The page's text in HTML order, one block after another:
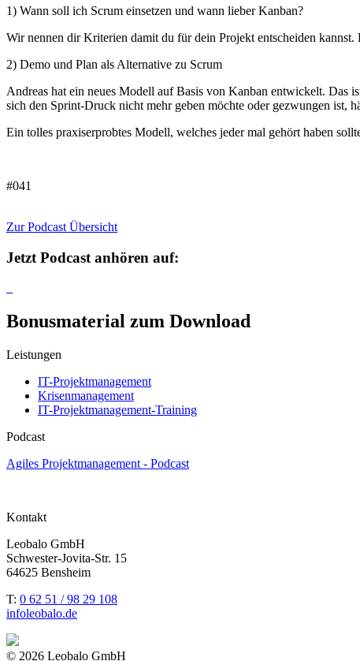
1) Wann soll ich Scrum einsetzen und wann lieber Kanban?
Wir nennen dir Kriterien damit du für dein Projekt entscheiden kannst.
2) Demo und Plan als Alternative zu Scrum
Andreas hat ein neues Modell auf Basis von Kanban entwickelt. Das
sich den Sprint-Druck nicht mehr geben möchte oder gezwungen ist,
Ein tolles praxiserprobtes Modell, welches jeder mal gehört haben
#041
Zur Podcast Übersicht
Jetzt Podcast anhören auf:
Bonusmaterial zum Download
Leistungen
IT-Projektmanagement
Krisenmanagement
IT-Projektmanagement-Training
Podcast
Agiles Projektmanagement - Podcast
Kontakt
Leobalo GmbH
Schwester-Jovita-Str. 15
64625 Bensheim
T: 0 62 51 / 98 29 108
info​leobalo.de
© 2026 Leobalo GmbH